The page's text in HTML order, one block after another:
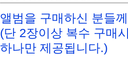
앨범을 구매하신 분들
(단 2장이상 복수 구매
하나만 제공됩니다.)